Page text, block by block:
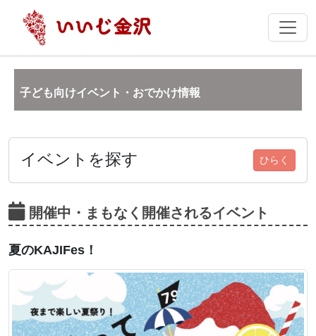
子ども向けイベント・おでかけ情報
イベントを探す ひらく
開催中・まもなく開催されるイベント
夏のKAJIFes！